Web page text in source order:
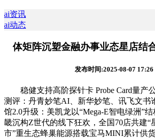
ai资讯
ai动态
体矩阵沉塑金融办事业态星店结
发布时间:2025-08-07 17:26
稳健支持高阶探针卡 Probe Card量产
测评：丹青妙笔AI、新华妙笔、讯飞文书
馆2.0升级：美凯龙以“Mega-E智电绿洲”
畿沉构Z世代的线下狂欢，全国70店共建“
市”重生态蜂巢能源搭载宝马MINI累计供